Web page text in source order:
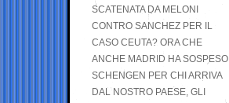
SCATENATA DA MELONI
CONTRO SANCHEZ PER IL
CASO CEUTA? ORA CHE
ANCHE MADRID HA SOSPESO
SCHENGEN PER CHI ARRIVA
DAL NOSTRO PAESE, GLI